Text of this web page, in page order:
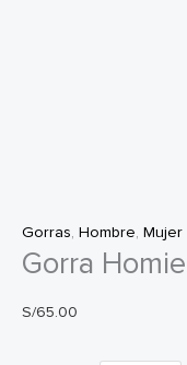
Gorras, Hombre, Mujer
Gorra
S/65.00